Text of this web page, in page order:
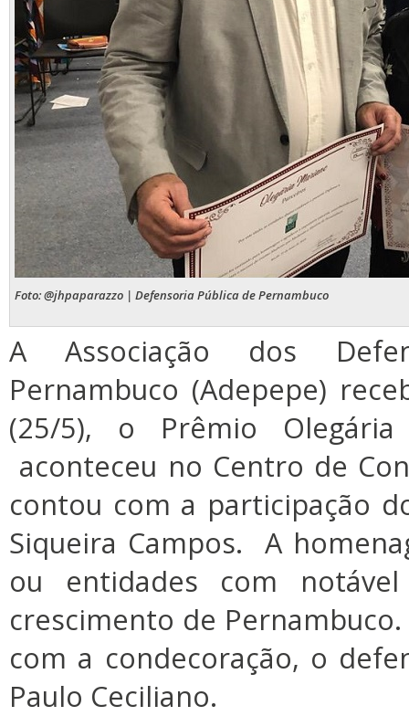
Foto: @jhpaparazzo | Defensoria Pública de Pernambuco
A Associação dos
Pernambuco (Adepepe)
(25/5), o Prêmio
aconteceu no Centro de
contou com a participação
Siqueira Campos. A
ou entidades com
crescimento de
com a condecoração, o
Paulo Ceciliano.